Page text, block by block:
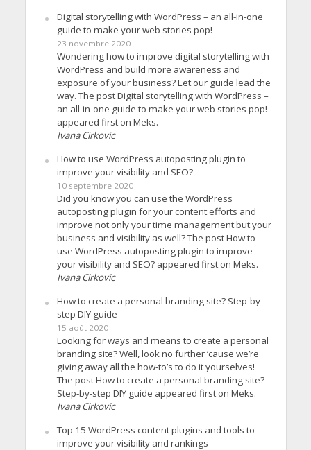
Digital storytelling with WordPress – an all-in-one
guide to make your web stories pop!
23 novembre 2020
Wondering how to improve digital storytelling with
WordPress and build more awareness and
exposure of your business? Let our guide lead the
way. The post Digital storytelling with WordPress –
an all-in-one guide to make your web stories pop!
appeared first on Meks.
Ivana Cirkovic
How to use WordPress autoposting plugin to
improve your visibility and SEO?
10 septembre 2020
Did you know you can use the WordPress
autoposting plugin for your content efforts and
improve not only your time management but your
business and visibility as well? The post How to
use WordPress autoposting plugin to improve
your visibility and SEO? appeared first on Meks.
Ivana Cirkovic
How to create a personal branding site? Step-by-
step DIY guide
15 août 2020
Looking for ways and means to create a personal
branding site? Well, look no further ’cause we’re
giving away all the how-to’s to do it yourselves!
The post How to create a personal branding site?
Step-by-step DIY guide appeared first on Meks.
Ivana Cirkovic
Top 15 WordPress content plugins and tools to
improve your visibility and rankings